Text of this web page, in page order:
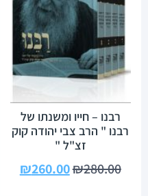
רבנו – חייו ומשנתו של
רבנו " הרב צבי יהודה קוק
זצ"ל "
₪280.00
₪260.00